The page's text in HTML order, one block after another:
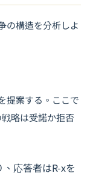
の構造を分析しよ
提案する。ここで
略は受諾か拒否
、応答者はR-xを